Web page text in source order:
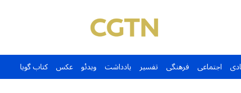
اجتماعی فرهنگی تفسیر یادداشت ویدئو عکس کتاب گویا